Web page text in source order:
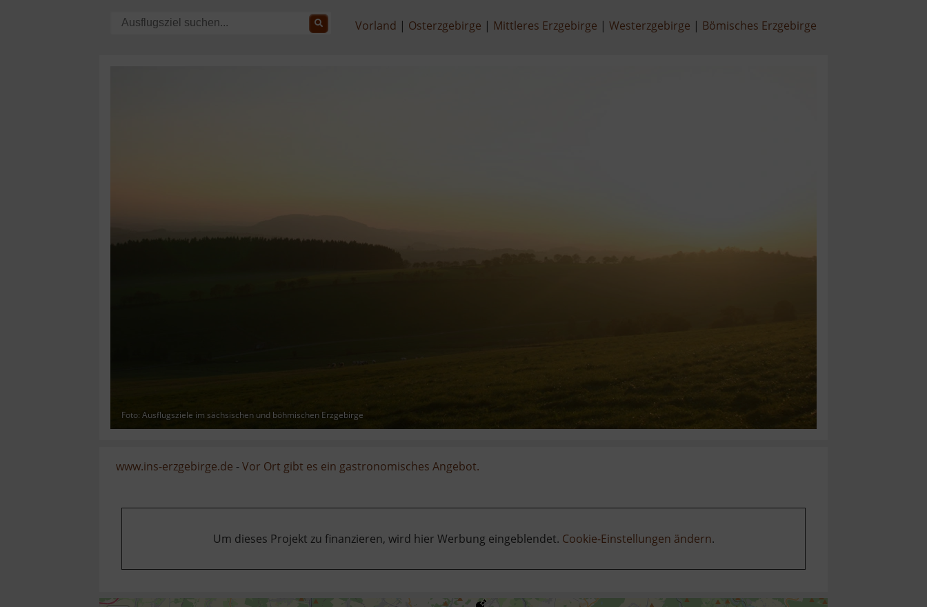
Vorland Osterzgebirge Mittleres Erzgebirge Westerzgebirge Bömisches Erzgebirge
Foto: Ausflugsziele im sächsischen und böhmischen Erzgebirge
www.ins-erzgebirge.de -Vor Ort gibt es ein gastronomisches Angebot.
Um dieses Projekt zu finanzieren, wird hier Werbung eingeblendet. Cookie-Einstellungen ändern.